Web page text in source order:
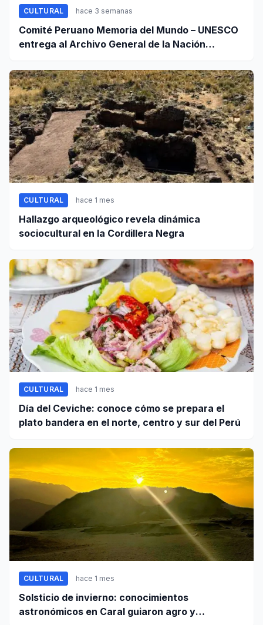
CULTURAL hace 3 semanas
Comité Peruano Memoria del Mundo – UNESCO
entrega al Archivo General de la Nación
documentales
CULTURAL hace 1 mes
Hallazgo arqueológico revela dinámica
sociocultural en la Cordillera Negra
CULTURAL hace 1 mes
Día del Ceviche: conoce cómo se prepara el
plato bandera en el norte, centro y sur del Perú
CULTURAL hace 1 mes
Solsticio de invierno: conocimientos
astronómicos en Caral guiaron agro y